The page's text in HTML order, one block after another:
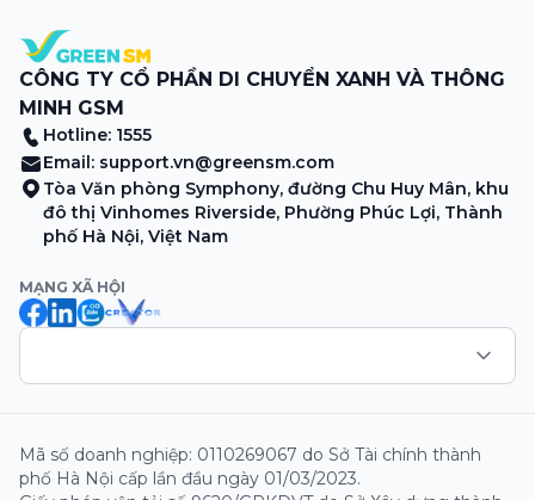
CÔNG TY CỔ PHẦN DI CHUYỂN XANH VÀ THÔNG
MINH GSM
Hotline: 1555
Email: support.vn@greensm.com
Tòa Văn phòng Symphony, đường Chu Huy Mân, khu
đô thị Vinhomes Riverside, Phường Phúc Lợi, Thành
phố Hà Nội, Việt Nam
MẠNG XÃ HỘI
Mã số doanh nghiệp: 0110269067 do Sở Tài chính thành
phố Hà Nội cấp lần đầu ngày 01/03/2023.